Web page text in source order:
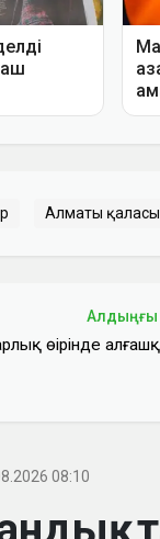
Алматы қаласы
өңірінде
08:10